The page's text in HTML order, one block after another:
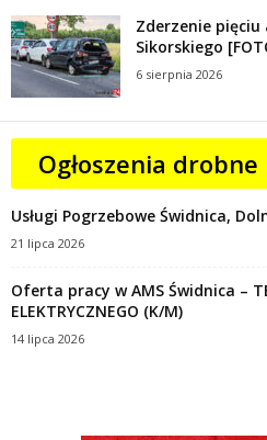
Zderzenie pięciu
Sikorskiego
6 sierpnia 2026
Ogłoszenia drobne
Usługi Pogrzebowe Świdnica,
21 lipca 2026
Oferta pracy w AMS Świdnica –
ELEKTRYCZNEGO (K/M)
14 lipca 2026